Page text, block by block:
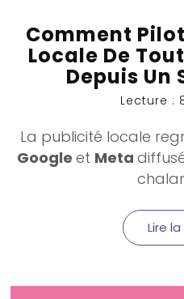
Comment
Locale De
Depuis Un
Lecture :
La publicité locale
Googleet Meta
Lire